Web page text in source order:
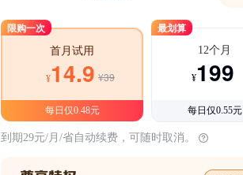
限购一次
首月试用
¥14.9 ¥39
每日仅0.48元
最划算
12个月
¥199
每日仅0.55元
到期29元/月/省自动续费，可随时取消。